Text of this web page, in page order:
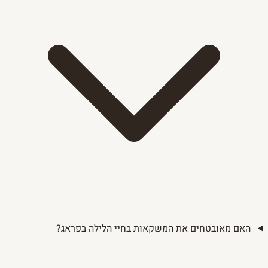
האם מאובטחים את המשקאות בחיי הלילה בפראג?